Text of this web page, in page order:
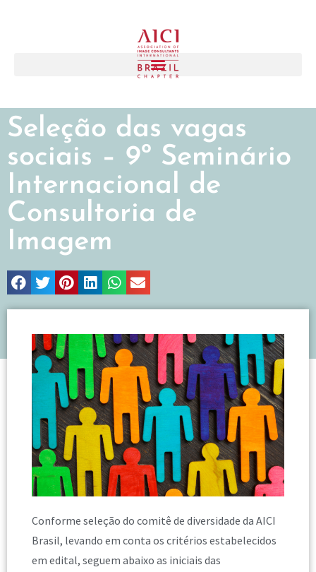
Seleção das vagas
sociais – 9º Seminário
Internacional de
Consultoria de
Imagem
Conforme seleção do comitê de diversidade da AICI
Brasil, levando em conta os critérios estabelecidos
em edital, seguem abaixo as iniciais das